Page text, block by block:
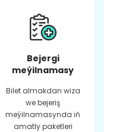
Bejergi
meýilnamasy
Bilet almakdan wiza
we bejeriş
meýilnamasynda iň
amatly paketleri